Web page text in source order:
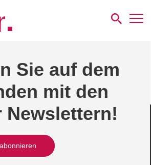
Sie auf dem
mit den
Newslettern!